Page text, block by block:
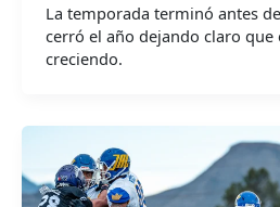
La temporada terminó antes
cerró el año dejando claro que
creciendo.